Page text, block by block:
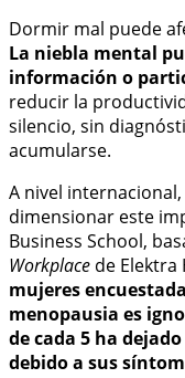
Dormir mal puede
La niebla mental
información o
reducir la
silencio, sin
acumularse.
A nivel
dimensionar este
Business School,
Workplace de Elektra
mujeres
menopausia es
de cada 5 ha
debido a sus